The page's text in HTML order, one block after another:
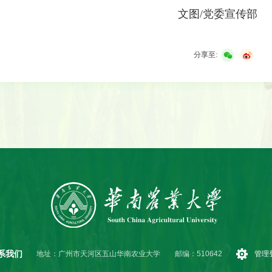
文图/党委宣传部
分享至:
我们 地址：广州市天河区五山华南农业大学 邮编：510642 管理